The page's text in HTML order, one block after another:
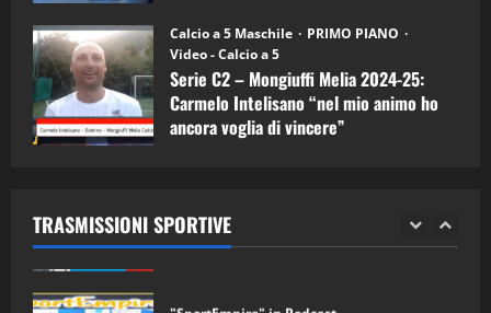
Calcio a 5 Maschile
PRIMO PIANO
Video - Calcio a 5
Serie C2 – Mongiuffi Melia 2024-25:
Carmelo Intelisano “nel mio animo ho
ancora voglia di vincere”
TRASMISSIONI SPORTIVE
1
“SportEmpire” in Podcast: 30^ Puntata
(Martedi 05 Maggio 2026)
08/05/2026
2 28/04/2026